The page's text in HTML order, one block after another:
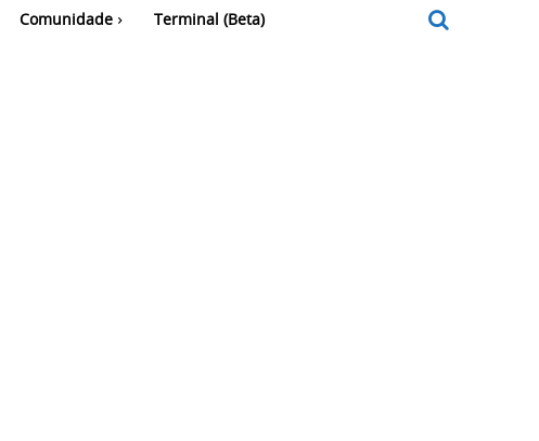
Comunidade Terminal (Beta)